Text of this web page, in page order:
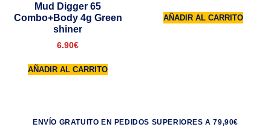
Mud Digger 65
Combo+Body 4g Green
shiner
6.90€
AÑADIR AL CARRITO
AÑADIR AL CARRITO
ENVÍO GRATUITO EN PEDIDOS SUPERIORES A 79,90€